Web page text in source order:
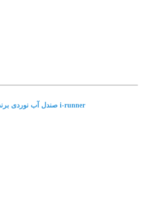
صندل آب نوردی برند آی رانر i-runner